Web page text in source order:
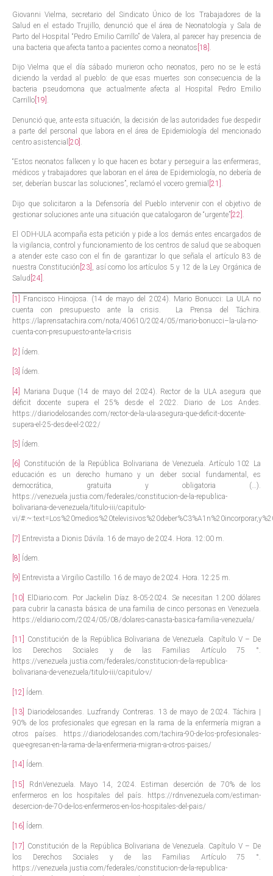
Giovanni Vielma, secretario del Sindicato Único de los Trabajadores de la
Salud en el estado Trujillo, denunció que el área de Neonatología y Sala de
Parto del Hospital “Pedro Emilio Carrillo” de Valera, al parecer hay presencia de
una bacteria que afecta tanto a pacientes como a neonatos [18] .
Dijo Vielma que el día sábado murieron ocho neonatos, pero no se le está
diciendo la verdad al pueblo: de que esas muertes son consecuencia de la
bacteria pseudomona que actualmente afecta al Hospital Pedro Emilio
Carrillo [19] .
Denunció que, ante esta situación, la decisión de las autoridades fue despedir
a parte del personal que labora en el área de Epidemiología del mencionado
centro asistencial [20]
“Estos neonatos fallecen y lo que hacen es botar y perseguir a las enfermeras,
médicos y trabajadores que laboran en el área de Epidemiología, no debería de
ser, deberían buscar las soluciones”, reclamó el vocero gremial [21] .
Dijo que solicitaron a la Defensoría del Pueblo intervenir con el objetivo de
gestionar soluciones ante una situación que catalogaron de “urgente” [22]
El ODH-ULA acompaña esta petición y pide a los demás entes encargados de
la vigilancia, control y funcionamiento de los centros de salud que se aboquen
a atender este caso con el fin de garantizar lo que señala el artículo 83 de
nuestra Constitución [23] , así como los artículos 5 y 12 de la Ley Orgánica de
Salud [24] .
[1]
Francisco Hinojosa. (14 de mayo del 2024). Mario Bonucci: La ULA no
cuenta con presupuesto ante la crisis. La Prensa del Táchira.
https://laprensatachira.com/nota/40610/2024/05/mario-bonucci–la-ula-no-
cuenta-con-presupuesto-ante-la-crisis
[2] Ídem.
[3] Ídem.
[4]
Mariana Duque (14 de mayo del 2024). Rector de la ULA asegura que
déficit docente supera el 25% desde el 2022. Diario de Los Andes.
https://diariodelosandes.com/rector-de-la-ula-asegura-que-deficit-docente-
supera-el-25-desde-el-2022/
[5] Ídem.
[6]
Constitución de la República Bolivariana de Venezuela. Artículo 102 La
educación es un derecho humano y un deber social fundamental, es
democrática, gratuita y obligatoria (…).
https://venezuela.justia.com/federales/constitucion-de-la-republica-
bolivariana-de-venezuela/titulo-iii/capitulo-
vi/
[7] Entrevista a Dionis Dávila. 16 de mayo de 2024. Hora. 12:00 m.
[8] Ídem.
[9] Entrevista a Virgilio Castillo. 16 de mayo de 2024. Hora. 12:25 m.
[10]
ElDiario.com. Por Jackelin Díaz. 8-05-2024. Se necesitan 1.200 dólares
para cubrir la canasta básica de una familia de cinco personas en Venezuela.
https://eldiario.com/2024/05/08/dolares-canasta-basica-familia-venezuela/
[11]
Constitución de la República Bolivariana de Venezuela. Capítulo V – De
los Derechos Sociales y de las Familias Artículo 75 °.
https://venezuela.justia.com/federales/constitucion-de-la-republica-
bolivariana-de-venezuela/titulo-iii/capitulo-v/
[12] Ídem.
[13]
Diariodelosandes. Luzfrandy Contreras. 13 de mayo de 2024. Táchira |
90% de los profesionales que egresan en la rama de la enfermería migran a
otros países. https://diariodelosandes.com/tachira-90-de-los-profesionales-
que-egresan-en-la-rama-de-la-enfermeria-migran-a-otros-paises/
[14] Ídem.
[15]
RdnVenezuela. Mayo 14, 2024. Estiman deserción de 70% de los
enfermeros en los hospitales del país. https://rdnvenezuela.com/estiman-
desercion-de-70-de-los-enfermeros-en-los-hospitales-del-pais/
[16] Ídem.
[17]
Constitución de la República Bolivariana de Venezuela. Capítulo V – De
los Derechos Sociales y de las Familias Artículo 75 °.
https://venezuela.justia.com/federales/constitucion-de-la-republica-